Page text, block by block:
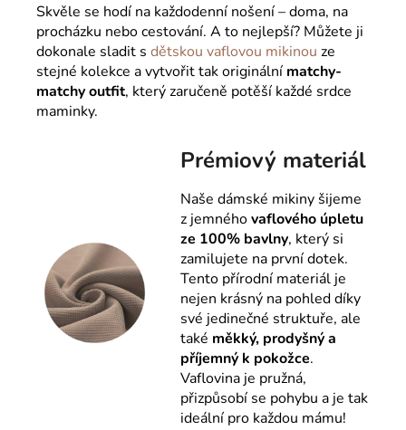
Skvěle se hodí na každodenní nošení – doma, na
procházku nebo cestování. A to nejlepší? Můžete ji
dokonale sladit s dětskou vaflovou mikinou ze
stejné kolekce a vytvořit tak originální matchy-
matchy outfit, který zaručeně potěší každé srdce
maminky.
Prémiový materiál
Naše dámské mikiny šijeme
z jemnéhovaflového úpletu
ze 100% bavlny, který si
zamilujete na první dotek.
Tento přírodní materiál je
nejen krásný na pohled díky
své jedinečné struktuře, ale
také měkký, prodyšný a
příjemný k pokožce.
Vaflovina je pružná,
přizpůsobí se pohybu a je tak
ideální pro každou mámu!